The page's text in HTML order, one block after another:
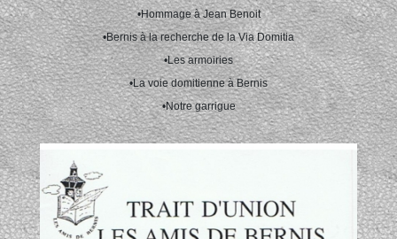
•Hommage à Jean Benoit
•Bernis à la recherche de la Via Domitia
•Les armoiries
•La voie domitienne à Bernis
•Notre garrigue